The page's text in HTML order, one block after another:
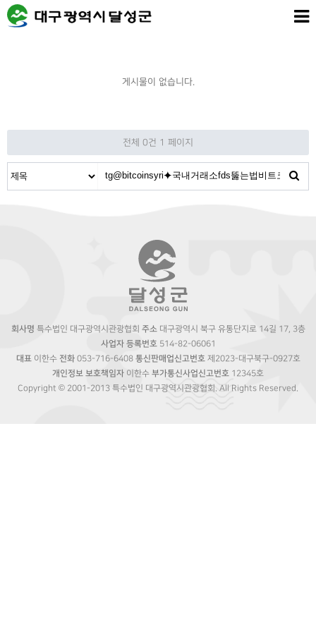
게시물이 없습니다.
전체 0건 1 페이지
회사명 특수법인 대구광역시관광협회 주소대구광역시 북구 유통단지로 14길 17, 3층
사업자 등록번호514-82-06061
대표이한수 전화053-716-6408 통신판매업신고번호제2023-대구북구-0927호
개인정보 보호책임자 이한수 부가통신사업신고번호 12345호
Copyright © 2001-2013 특수법인 대구광역시관광협회. All Rights Reserved.